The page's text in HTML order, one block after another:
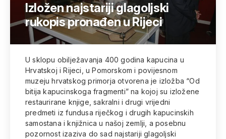
Izložen najstariji glagoljski
rukopis pronađen u Rijeci
U sklopu obilježavanja 400 godina kapucina u
Hrvatskoj i Rijeci, u Pomorskom i povijesnom
muzeju hrvatskog primorja otvorena je izložba “Od
bitija kapucinskoga fragmenti” na kojoj su izložene
restaurirane knjige, sakralni i drugi vrijedni
predmeti iz fundusa riječkog i drugih kapucinskih
samostana i knjižnica u našoj zemlji, a posebnu
pozornost izaziva do sad najstariji glagoljski